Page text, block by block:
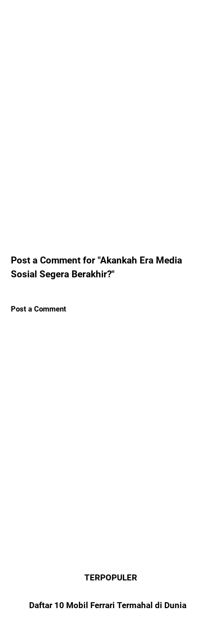
Post a Comment for "Akankah Era Media
Sosial Segera Berakhir?"
Post a Comment
TERPOPULER
Daftar 10 Mobil Ferrari Termahal di Dunia